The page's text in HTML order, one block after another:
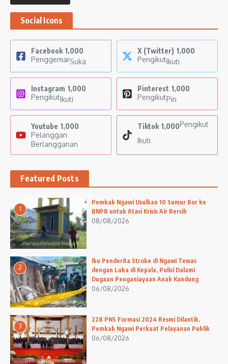
Social Icons
Facebook 1,000
PenggemarSuka
X (Twitter) 1,000
PengikutIkuti
Instagram 1,000
PengikutIkuti
Pinterest 1,000
PengikutPin
Youtube 1,000
Pelanggan
Berlangganan
Tiktok 1,000Pengikut
Ikuti
Featured Posts
1
Pemkab Ngawi Usulkan 10 Sumur Bor ke
BNPB untuk Atasi Krisis Air Bersih
08/08/2026
2
Ibu Penderita Stroke di Ngawi Tewas
dengan Luka di Kepala, Polisi Dalami
Dugaan Penganiayaan Anak Kandung
06/08/2026
3
228 PNS Formasi 2024 Resmi Dilantik,
Pemkab Ngawi Perkuat Pelayanan Publik
06/08/2026